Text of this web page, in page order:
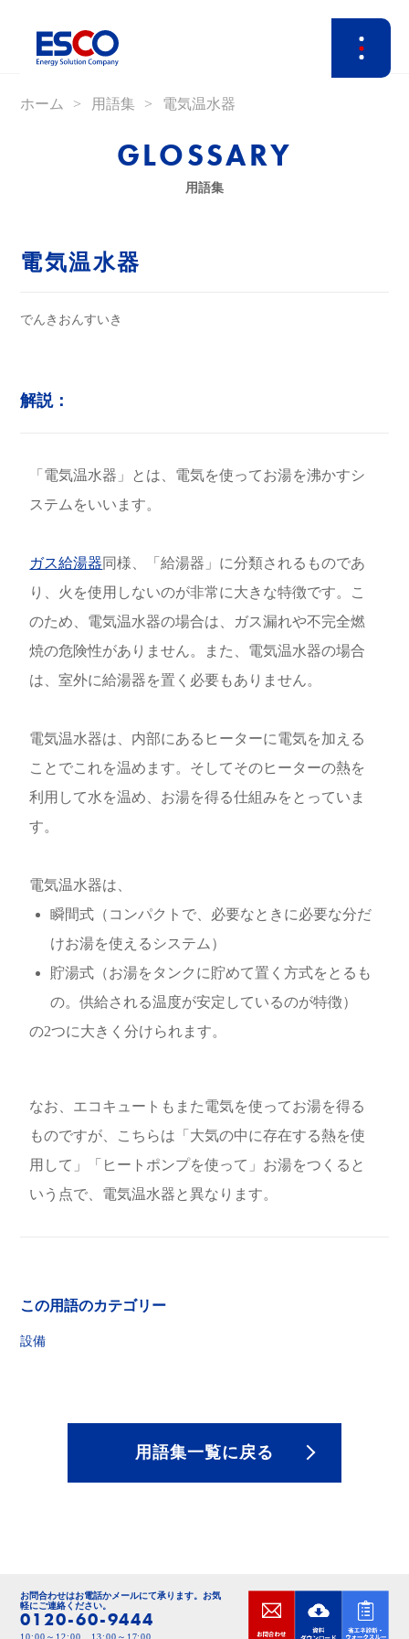
ホーム 用語集 電気温水器
GLOSSARY
用語集
電気温水器
でんきおんすいき
解説：
「電気温水器」とは、電気を使ってお湯を沸かすシ
ステムをいいます。
ガス給湯器同様、「給湯器」に分類されるものであ
り、火を使用しないのが非常に大きな特徴です。こ
のため、電気温水器の場合は、ガス漏れや不完全燃
焼の危険性がありません。また、電気温水器の場合
は、室外に給湯器を置く必要もありません。
電気温水器は、内部にあるヒーターに電気を加える
ことでこれを温めます。そしてそのヒーターの熱を
利用して水を温め、お湯を得る仕組みをとっていま
す。
電気温水器は、
瞬間式（コンパクトで、必要なときに必要な分だ
けお湯を使えるシステム）
貯湯式（お湯をタンクに貯めて置く方式をとるも
の。供給される温度が安定しているのが特徴）
の2つに大きく分けられます。
なお、エコキュートもまた電気を使ってお湯を得る
ものですが、こちらは「大気の中に存在する熱を使
用して」「ヒートポンプを使って」お湯をつくると
いう点で、電気温水器と異なります。
この用語のカテゴリー
設備
用語集一覧に戻る
お問合わせはお電話かメールにて承ります。 お気
軽にご連絡ください。
0120-60-9444
10:00～12:00、13:00～17:00